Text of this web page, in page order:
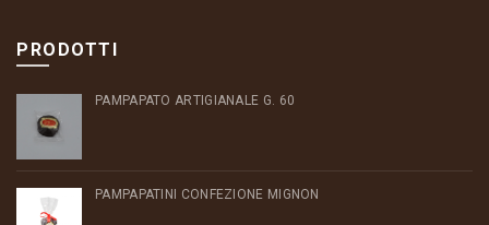
PRODOTTI
PAMPAPATO ARTIGIANALE G. 60
PAMPAPATINI CONFEZIONE MIGNON